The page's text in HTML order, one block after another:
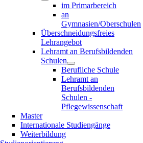
im Primarbereich
an
Gymnasien/Oberschulen
Überschneidungsfreies
Lehrangebot
Lehramt an Berufsbildenden
Schulen
Berufliche Schule
Lehramt an
Berufsbildenden
Schulen -
Pflegewissenschaft
Master
Internationale Studiengänge
Weiterbildung